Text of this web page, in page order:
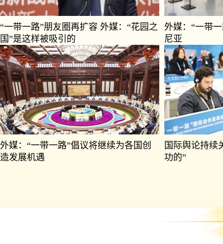
“一带一路”朋友圈再扩容 外媒：“花园之
国”是这样被吸引的
外媒：“一带
尼亚
外媒：“一带一路”倡议将继续为各国创
造发展机遇
国际舆论持续
功的”